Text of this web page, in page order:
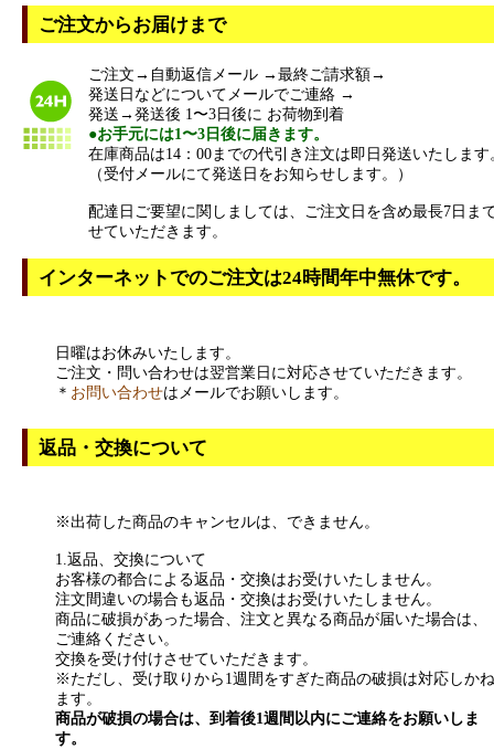
ご注文からお届けまで
ご注文→自動返信メール →最終ご請求額→
発送日などについてメールでご連絡 →
発送→発送後 1〜3日後に お荷物到着
●お手元には1〜3日後に届きます。
在庫商品は14：00までの代引き注文は即日発送いたします
（受付メールにて発送日をお知らせします。）
配達日ご要望に関しましては、ご注文日を含め最長7日ま
せていただきます。
インターネットでのご注文は24時間年中無休です。
日曜はお休みいたします。
ご注文・問い合わせは翌営業日に対応させていただきます。
＊ お問い合わせはメールでお願いします。
返品・交換について
※出荷した商品のキャンセルは、できません。
1.返品、交換について
お客様の都合による返品・交換はお受けいたしません。
注文間違いの場合も返品・交換はお受けいたしません。
商品に破損があった場合、注文と異なる商品が届いた場合は、
ご連絡ください。
交換を受け付けさせていただきます。
※ただし、受け取りから1週間をすぎた商品の破損は対応しかね
ます。
商品が破損の場合は、到着後1週間以内にご連絡をお願いしま
す。